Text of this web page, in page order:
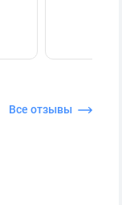
Все отзывы